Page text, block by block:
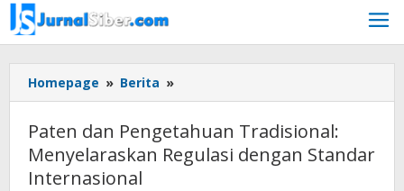
Skip
to
content
Homepage » Berita »
dan
Tradisional:
Menyelaraskan
Paten dan Pengetahuan Tradisional:
Menyelaraskan Regulasi dengan Standar
Internasional